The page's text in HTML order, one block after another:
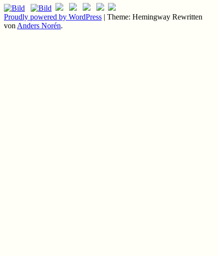
Proudly powered by WordPress | Theme: Hemingway Rewritten
von Anders Norén.